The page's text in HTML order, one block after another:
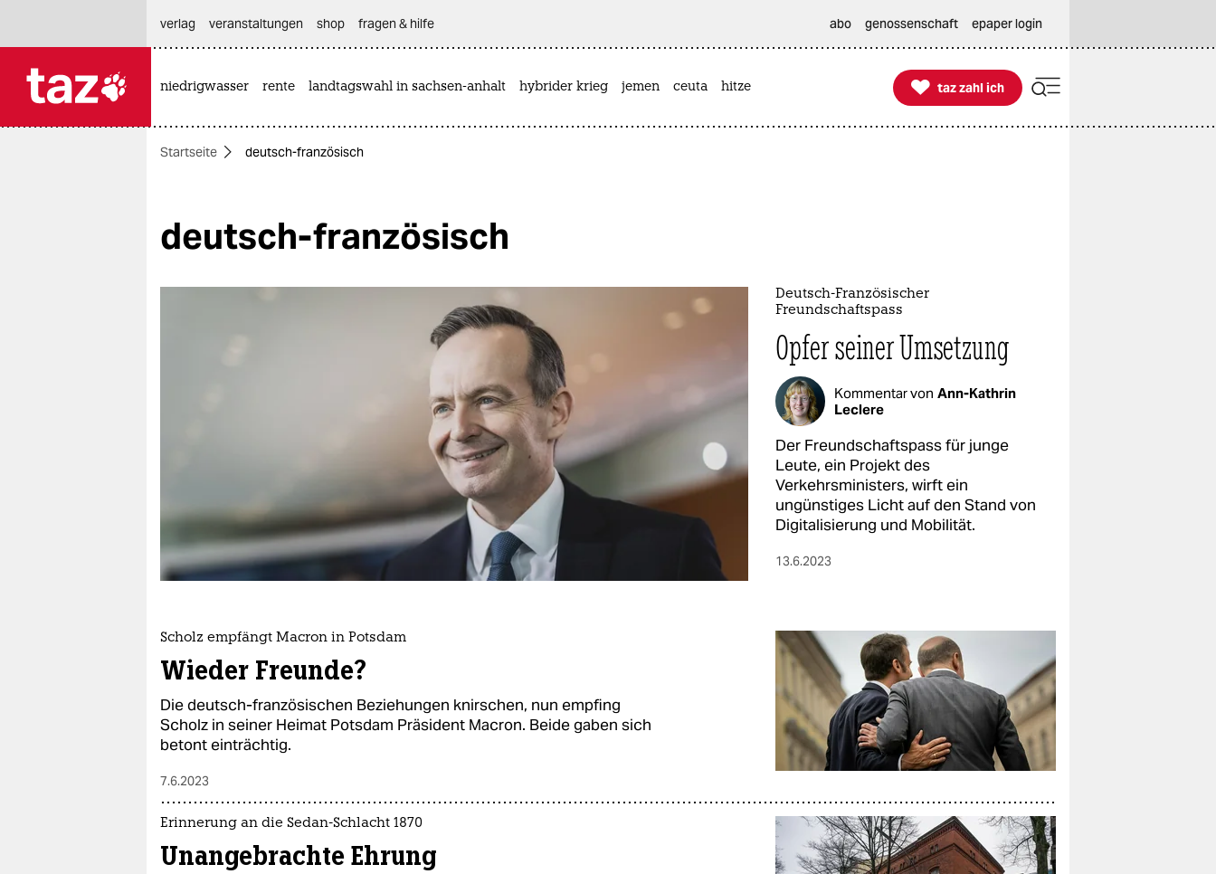
themen
öko
gesellschaft
verlag
verlag
shop
fragen & hilfe
unterstützen
abo
genossenschaft
epaper login
verlag
veranstaltungen shop fragen & hilfe abo genossenschaft epaper login
niedrigwasser rente landtagswahl in sachsen-anhalt hybrider krieg jemen ceuta hitze 
taz zahl ich
taz zahl ich
Startseite deutsch-französisch
deutsch-französisch
Deutsch-Französischer
Freundschaftspass
Opfer seiner Umsetzung
Kommentar von Ann-Kathrin
Leclere
Der Freundschaftspass für junge
Leute, ein Projekt des
Verkehrsministers, wirft ein
ungünstiges Licht auf den Stand von
Digitalisierung und Mobilität.
13.6.2023
Scholz empfängt Macron in Potsdam
Wieder Freunde?
Die deutsch-französischen Beziehungen knirschen, nun empfing
Scholz in seiner Heimat Potsdam Präsident Macron. Beide gaben sich
betont einträchtig.
7.6.2023
Erinnerung an die Sedan-Schlacht 1870
Unangebrachte Ehrung